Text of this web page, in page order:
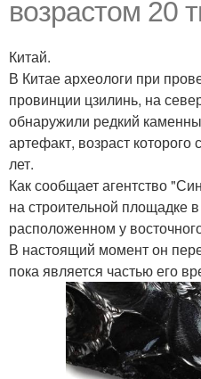
возрастом 20
Китай.
В Китае археологи при
провинции цзилинь, на
обнаружили редкий
артефакт, возраст которого
лет.
Как сообщает агентство
на строительной площадке
расположенном у
В настоящий момент он
пока является частью его